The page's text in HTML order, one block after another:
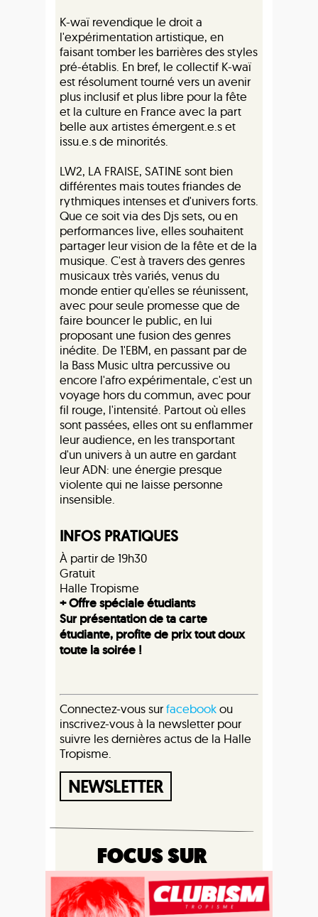
K-waï revendique le droit a
l'expérimentation artistique, en
faisant tomber les barrières des styles
pré-établis. En bref, le collectif K-waï
est résolument tourné vers un avenir
plus inclusif et plus libre pour la fête
et la culture en France avec la part
belle aux artistes émergent.e.s et
issu.e.s de minorités.
LW2, LA FRAISE, SATINE sont bien
différentes mais toutes friandes de
rythmiques intenses et d'univers forts.
Que ce soit via des Djs sets, ou en
performances live, elles souhaitent
partager leur vision de la fête et de la
musique. C'est à travers des genres
musicaux très variés, venus du
monde entier qu'elles se réunissent,
avec pour seule promesse que de
faire bouncer le public, en lui
proposant une fusion des genres
inédite. De 1'EBM, en passant par de
la Bass Music ultra percussive ou
encore l'afro expérimentale, c'est un
voyage hors du commun, avec pour
fil rouge, l'intensité. Partout où elles
sont passées, elles ont su enflammer
leur audience, en les transportant
d'un univers à un autre en gardant
leur ADN: une énergie presque
violente qui ne laisse personne
insensible.
INFOS PRATIQUES
À partir de 19h30
Gratuit
Halle Tropisme
+ Offre spéciale étudiants
Sur présentation de ta carte
étudiante, profite de prix tout doux
toute la soirée !
Connectez-vous surfacebookou
inscrivez-vous à la newsletter pour
suivre les dernières actus de la Halle
Tropisme.
NEWSLETTER
FOCUS SUR